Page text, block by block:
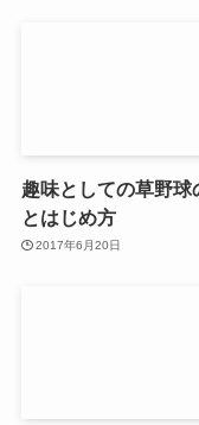
趣味としての草野球
とはじめ方
2017年6月20日